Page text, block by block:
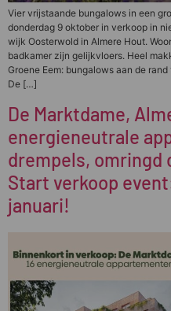
Vier vrijstaande bungalows in een
donderdag 9 oktober in verkoop in
wijk Oosterwold in Almere Hout.
badkamer zijn gelijkvloers. Heel
Groene Eem: bungalows aan de
De […]
De Marktdame,
energieneutrale
drempels, omringd
Start verkoop
januari!